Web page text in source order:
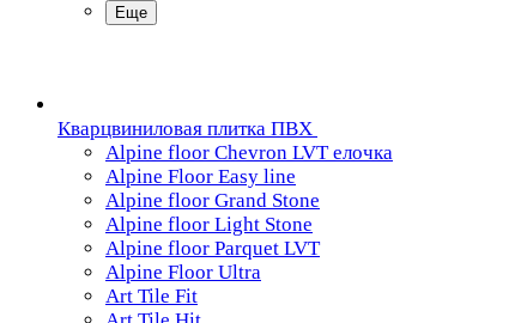
Еще
Кварцвиниловая плитка ПВХ
Alpine floor Chevron LVT елочка
Alpine Floor Easy line
Alpine floor Grand Stone
Alpine floor Light Stone
Alpine floor Parquet LVT
Alpine Floor Ultra
Art Tile Fit